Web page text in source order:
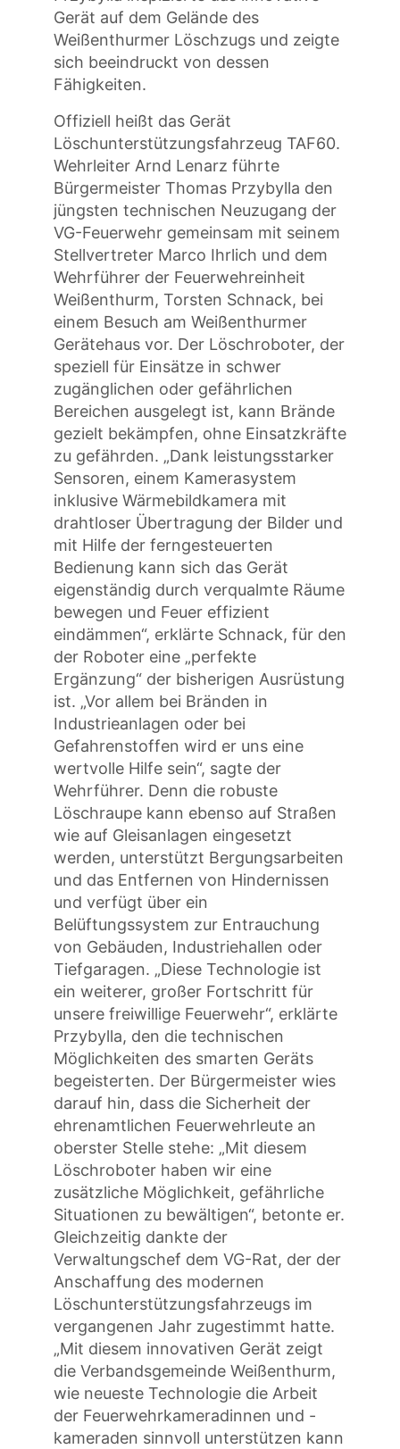
Gerät auf dem Gelände des
Weißenthurmer Löschzugs und zeigte
sich beeindruckt von dessen
Fähigkeiten.
Offiziell heißt das Gerät
Löschunterstützungsfahrzeug TAF60.
Wehrleiter Arnd Lenarz führte
Bürgermeister Thomas Przybylla den
jüngsten technischen Neuzugang der
VG-Feuerwehr gemeinsam mit seinem
Stellvertreter Marco Ihrlich und dem
Wehrführer der Feuerwehreinheit
Weißenthurm, Torsten Schnack, bei
einem Besuch am Weißenthurmer
Gerätehaus vor. Der Löschroboter, der
speziell für Einsätze in schwer
zugänglichen oder gefährlichen
Bereichen ausgelegt ist, kann Brände
gezielt bekämpfen, ohne Einsatzkräfte
zu gefährden. „Dank leistungsstarker
Sensoren, einem Kamerasystem
inklusive Wärmebildkamera mit
drahtloser Übertragung der Bilder und
mit Hilfe der ferngesteuerten
Bedienung kann sich das Gerät
eigenständig durch verqualmte Räume
bewegen und Feuer effizient
eindämmen“, erklärte Schnack, für den
der Roboter eine „perfekte
Ergänzung“ der bisherigen Ausrüstung
ist. „Vor allem bei Bränden in
Industrieanlagen oder bei
Gefahrenstoffen wird er uns eine
wertvolle Hilfe sein“, sagte der
Wehrführer. Denn die robuste
Löschraupe kann ebenso auf Straßen
wie auf Gleisanlagen eingesetzt
werden, unterstützt Bergungsarbeiten
und das Entfernen von Hindernissen
und verfügt über ein
Belüftungssystem zur Entrauchung
von Gebäuden, Industriehallen oder
Tiefgaragen. „Diese Technologie ist
ein weiterer, großer Fortschritt für
unsere freiwillige Feuerwehr“, erklärte
Przybylla, den die technischen
Möglichkeiten des smarten Geräts
begeisterten. Der Bürgermeister wies
darauf hin, dass die Sicherheit der
ehrenamtlichen Feuerwehrleute an
oberster Stelle stehe: „Mit diesem
Löschroboter haben wir eine
zusätzliche Möglichkeit, gefährliche
Situationen zu bewältigen“, betonte er.
Gleichzeitig dankte der
Verwaltungschef dem VG-Rat, der der
Anschaffung des modernen
Löschunterstützungsfahrzeugs im
vergangenen Jahr zugestimmt hatte.
„Mit diesem innovativen Gerät zeigt
die Verbandsgemeinde Weißenthurm,
wie neueste Technologie die Arbeit
der Feuerwehrkameradinnen und -
kameraden sinnvoll unterstützen kann